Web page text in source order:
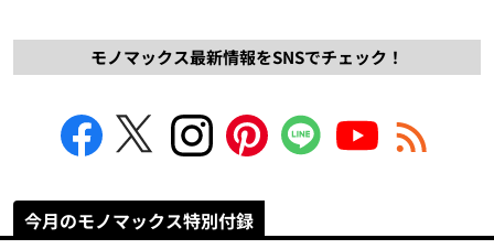
モノマックス最新情報をSNSでチェック！
今月のモノマックス特別付録